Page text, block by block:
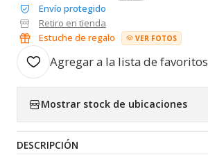
Envío protegido
Retiro en tienda
Estuche de regalo
VER FOTOS
Agregar a la lista de favoritos
Mostrar stock de ubicaciones
DESCRIPCIÓN